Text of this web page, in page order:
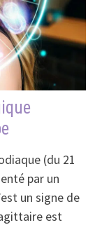
(du 21
par un
un signe de
est